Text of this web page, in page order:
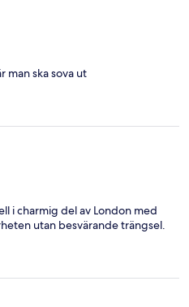
man ska sova ut
i charmig del av London med
utan besvärande trängsel.